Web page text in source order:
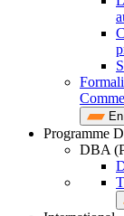
Programme
DBA